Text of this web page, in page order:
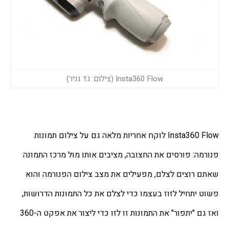
Insta360 Flow (צילום: גד גניר)
Insta360 Flow לוקח אחריות מלאה גם על צילום תמונות